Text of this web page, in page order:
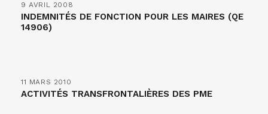
9 AVRIL 2008
INDEMNITÉS DE FONCTION POUR LES MAIRES (QE
14906)
11 MARS 2010
ACTIVITÉS TRANSFRONTALIÈRES DES PME